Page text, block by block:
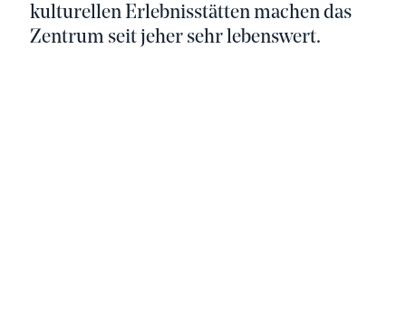
kulturellen Erlebnisstätten machen das
Zentrum seit jeher sehr lebenswert.